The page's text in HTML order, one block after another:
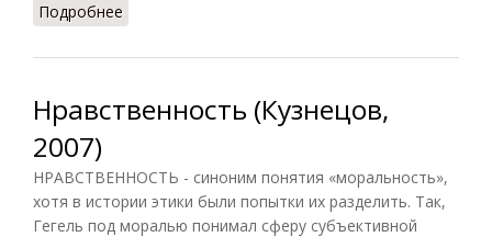
Подробнее
Нравственность (Кузнецов,
2007)
НРАВСТВЕННОСТЬ - синоним понятия «моральность»,
хотя в истории этики были попытки их разделить. Так,
Гегель под моралью понимал сферу субъективной